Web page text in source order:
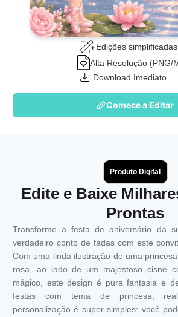
Edições simplificadas
Alta Resolução (PNG/
Download Imediato
Comece a Editar
Produto Digital
Edite e Baixe
Prontas
Transforme a festa de aniversário da
verdadeiro conto de fadas com este
Com uma linda ilustração de uma
rosa, ao lado de um majestoso cisne
mágico, este design é pura fantasia e
festas com tema de princesa,
personalização é super simples: você